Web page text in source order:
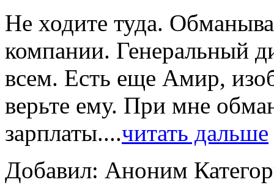
Не ходите туда.
компании. Генеральный
всем. Есть еще Амир,
верьте ему. При мне
зарплаты....читать дальше
Добавил: Аноним